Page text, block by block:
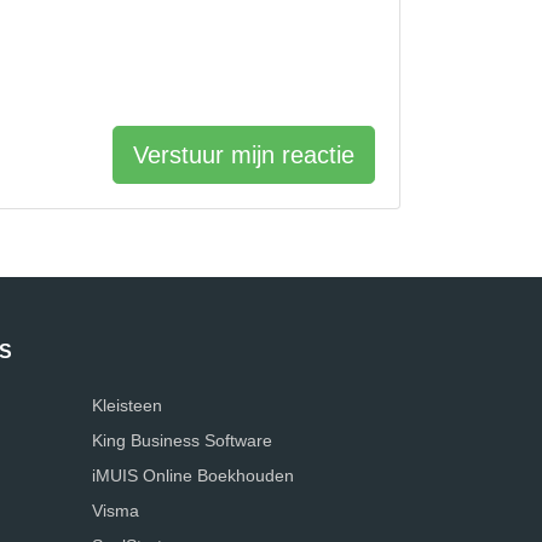
Verstuur mijn reactie
Kleisteen
King Business Software
iMUIS Online Boekhouden
Visma